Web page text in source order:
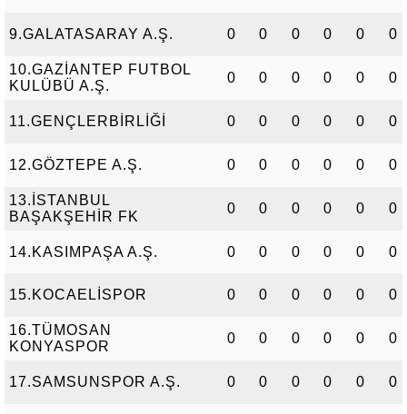
9.GALATASARAY A.Ş. 0 0 0 0 0 0
10.GAZİANTEP FUTBOL
KULÜBÜ A.Ş.
0 0 0 0 0 0
11.GENÇLERBİRLİĞİ 0 0 0 0 0 0
12.GÖZTEPE A.Ş. 0 0 0 0 0 0
13.İSTANBUL
BAŞAKŞEHİR FK
0 0 0 0 0 0
14.KASIMPAŞA A.Ş. 0 0 0 0 0 0
15.KOCAELİSPOR 0 0 0 0 0 0
16.TÜMOSAN
KONYASPOR
0 0 0 0 0 0
17.SAMSUNSPOR A.Ş. 0 0 0 0 0 0